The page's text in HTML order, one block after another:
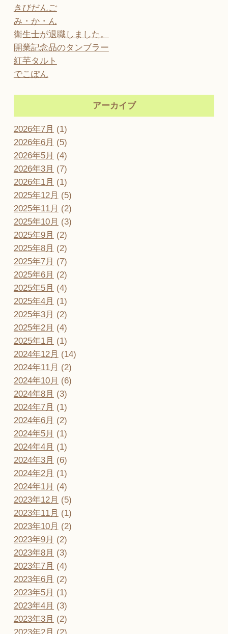
きびだんご
み・か・ん
衛生士が退職しました。
開業記念品のタンブラー
紅芋タルト
でこぽん
アーカイブ
2026年7月 (1)
2026年6月 (5)
2026年5月 (4)
2026年3月 (7)
2026年1月 (1)
2025年12月 (5)
2025年11月 (2)
2025年10月 (3)
2025年9月 (2)
2025年8月 (2)
2025年7月 (7)
2025年6月 (2)
2025年5月 (4)
2025年4月 (1)
2025年3月 (2)
2025年2月 (4)
2025年1月 (1)
2024年12月 (14)
2024年11月 (2)
2024年10月 (6)
2024年8月 (3)
2024年7月 (1)
2024年6月 (2)
2024年5月 (1)
2024年4月 (1)
2024年3月 (6)
2024年2月 (1)
2024年1月 (4)
2023年12月 (5)
2023年11月 (1)
2023年10月 (2)
2023年9月 (2)
2023年8月 (3)
2023年7月 (4)
2023年6月 (2)
2023年5月 (1)
2023年4月 (3)
2023年3月 (2)